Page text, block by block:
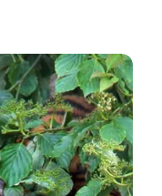
- det bli'r viiiiildt!